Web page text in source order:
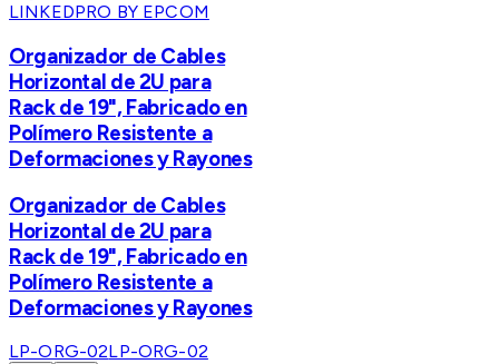
LINKEDPRO BY EPCOM
Organizador de Cables
Horizontal de 2U para
Rack de 19", Fabricado en
Polímero Resistente a
Deformaciones y Rayones
Organizador de Cables
Horizontal de 2U para
Rack de 19", Fabricado en
Polímero Resistente a
Deformaciones y Rayones
LP-ORG-02LP-ORG-02